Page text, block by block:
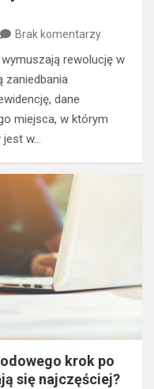
Brak komentarzy
rewolucję w
zaniedbania
dane
miejsca, w którym
jest w…
krok po
się najczęściej?